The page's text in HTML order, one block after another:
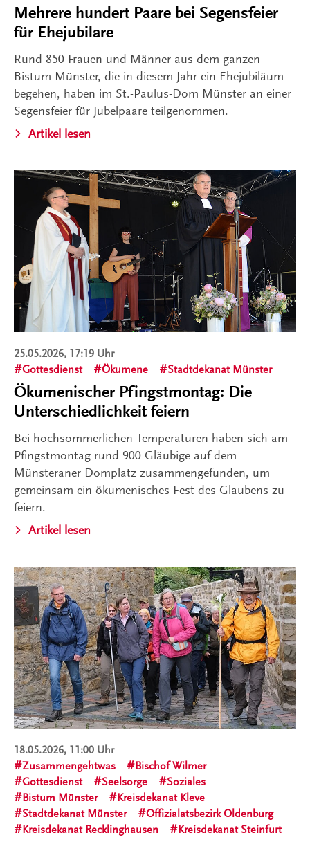
Mehrere hundert Paare bei Segensfeier
für Ehejubilare
Rund 850 Frauen und Männer aus dem ganzen
Bistum Münster, die in diesem Jahr ein Ehejubiläum
begehen, haben im St.-Paulus-Dom Münster an einer
Segensfeier für Jubelpaare teilgenommen.
Artikel lesen
25.05.2026, 17:19 Uhr
Gottesdienst
Ökumene Stadtdekanat Münster
Ökumenischer Pfingstmontag: Die
Unterschiedlichkeit feiern
Bei hochsommerlichen Temperaturen haben sich am
Pfingstmontag rund 900 Gläubige auf dem
Münsteraner Domplatz zusammengefunden, um
gemeinsam ein ökumenisches Fest des Glaubens zu
feiern.
Artikel lesen
18.05.2026, 11:00 Uhr
Zusammengehtwas
Bischof Wilmer
Gottesdienst
Seelsorge
Soziales
Bistum Münster
Kreisdekanat Kleve
Stadtdekanat Münster
Offizialatsbezirk Oldenburg
Kreisdekanat Recklinghausen
Kreisdekanat Steinfurt